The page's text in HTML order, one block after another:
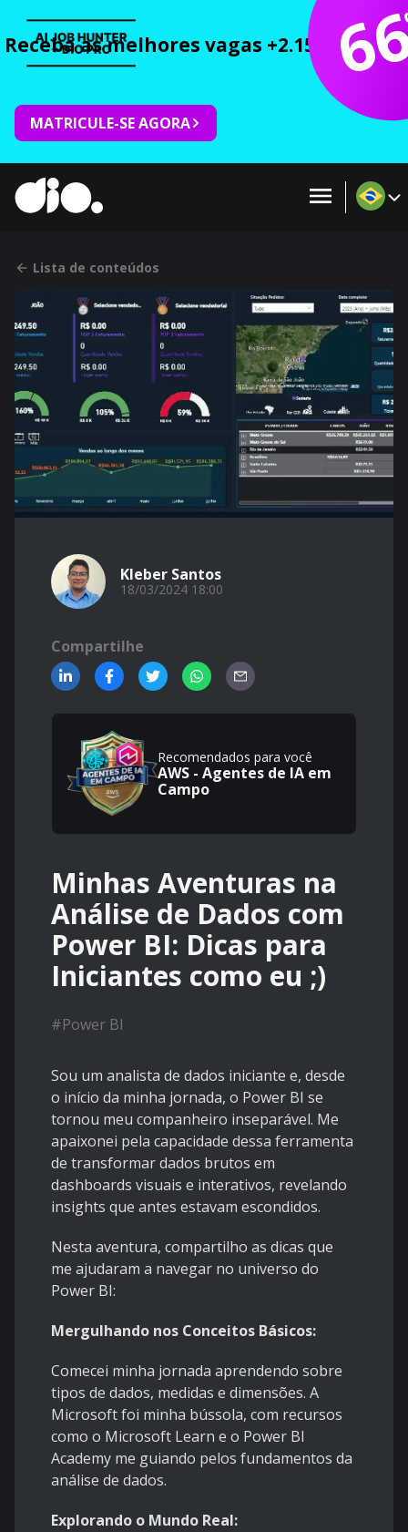
Receba as melhores vagas +2.150 cursos
MATRICULE-SE AGORA
Lista de conteúdos
Kleber Santos
18/03/2024 18:00
Compartilhe
Recomendados para você
AWS - Agentes de IA em
Campo
Minhas Aventuras na
Análise de Dados com
Power BI: Dicas para
Iniciantes como eu ;)
#Power BI
Sou um analista de dados iniciante e, desde
o início da minha jornada, o Power BI se
tornou meu companheiro inseparável. Me
apaixonei pela capacidade dessa ferramenta
de transformar dados brutos em
dashboards visuais e interativos, revelando
insights que antes estavam escondidos.
Nesta aventura, compartilho as dicas que
me ajudaram a navegar no universo do
Power BI:
Mergulhando nos Conceitos Básicos:
Comecei minha jornada aprendendo sobre
tipos de dados, medidas e dimensões. A
Microsoft foi minha bússola, com recursos
como o Microsoft Learn e o Power BI
Academy me guiando pelos fundamentos da
análise de dados.
Explorando o Mundo Real: